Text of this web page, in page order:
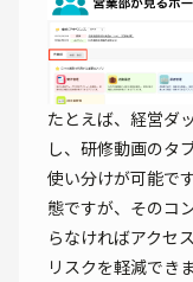
たとえば、経営ダ
し、研修動画のタ
使い分けが可能で
態ですが、そのコ
らなければアクセ
リスクを軽減できま